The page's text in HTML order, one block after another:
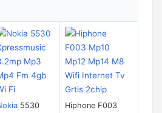
5530
Hiphone F003